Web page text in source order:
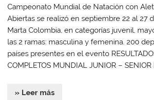
Campeonato Mundial de Natación con
Abiertas se realizó en septiembre 22 al 27
Marta Colombia, en categorías juvenil,
las 2 ramas: masculina y femenina. 200
países presentes en el evento
COMPLETOS MUNDIAL JUNIOR – SENIOR
» Leer más